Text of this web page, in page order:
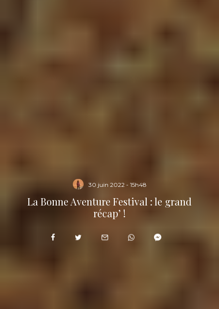
30 juin 2022 - 15h48
La Bonne Aventure Festival : le grand
récap’ !